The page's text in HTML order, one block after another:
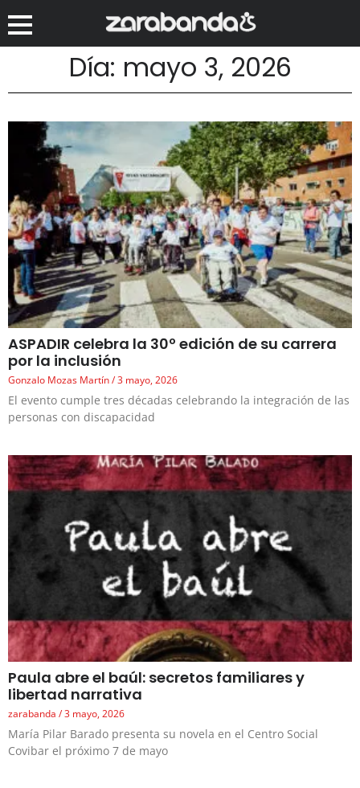
Día: mayo 3, 2026
ASPADIR celebra la 30º edición de su carrera
por la inclusión
Gonzalo Mozas Martín 3 mayo, 2026
El evento cumple tres décadas celebrando la integración de las
personas con discapacidad
Paula abre el baúl: secretos familiares y
libertad narrativa
zarabanda 3 mayo, 2026
María Pilar Barado presenta su novela en el Centro Social
Covibar el próximo 7 de mayo